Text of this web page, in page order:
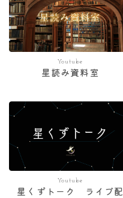
Youtube
星読み資料室
Youtube
星くずトーク ライブ配